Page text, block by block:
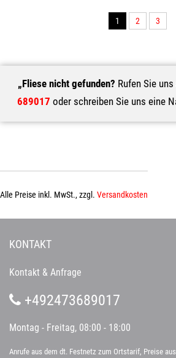
1 2 3
„Fliese nicht gefunden? Rufen Sie
689017 oder schreiben Sie uns eine
Alle Preise inkl. MwSt., zzgl. Versandkosten
KONTAKT
Kontakt & Anfrage
+492473689017
Montag - Freitag, 08:00 - 18:00
Anrufe aus dem dt. Festnetz zum Ortstarif, Preise